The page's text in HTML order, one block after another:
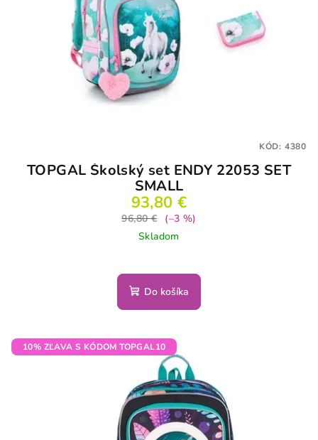
TOPGAL Školský set ENDY 22053 SET
SMALL
93,80 €
96,80 €
(–3 %)
Skladom
Do košíka
KÓD: 4380
10% ZĽAVA S KÓDOM TOPGAL10